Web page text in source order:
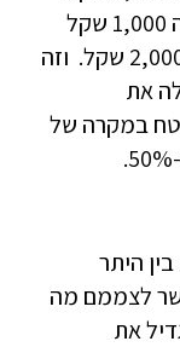
בביטוח צד ג' התוספת לנהג חדש תהיה 1,000 שקל
ובביטוח מקיף התוספת אפילו 2,000-3,000 שקל. וזה
את
במקרה של
היתר
לצממם מה
את